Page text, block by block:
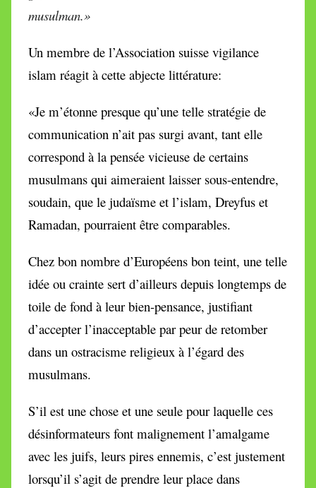
musulman.»
Un membre de l’Association suisse vigilance
islam réagit à cette abjecte littérature:
«Je m’étonne presque qu’une telle stratégie de
communication n’ait pas surgi avant, tant elle
correspond à la pensée vicieuse de certains
musulmans qui aimeraient laisser sous-entendre,
soudain, que le judaïsme et l’islam, Dreyfus et
Ramadan, pourraient être comparables.
Chez bon nombre d’Européens bon teint, une telle
idée ou crainte sert d’ailleurs depuis longtemps de
toile de fond à leur bien-pensance, justifiant
d’accepter l’inacceptable par peur de retomber
dans un ostracisme religieux à l’égard des
musulmans.
S’il est une chose et une seule pour laquelle ces
désinformateurs font malignement l’amalgame
avec les juifs, leurs pires ennemis, c’est justement
lorsqu’il s’agit de prendre leur place dans